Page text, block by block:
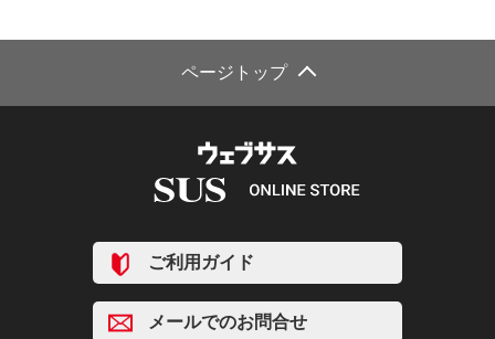
ページトップ
ご利用ガイド
メールでのお問合せ